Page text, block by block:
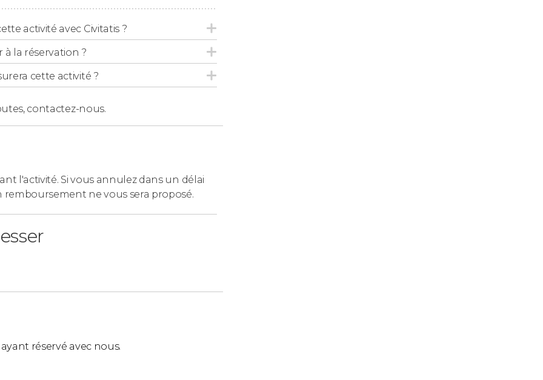
touristique à travers le
jaunes).
activité avec Civitatis ?
la réservation ?
cette activité ?
contactez-nous.
l'activité. Si vous annulez dans un délai
ne vous sera proposé.
réservé avec nous.